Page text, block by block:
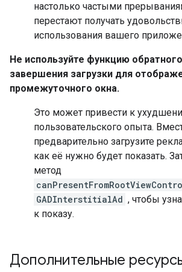
настолько частыми
перестают получать
использования вашего
Не используйте функцию
завершения загрузки для
промежуточного окна.
Это может привести к
пользовательского опыта.
предварительно загрузите
как её нужно будет показать.
метод
GADInterstitialAd , чтобы
к показу.
Дополнительные